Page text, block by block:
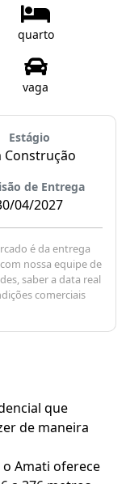
quarto
vaga
Estágio
Construção
de Entrega
04/2027
é da entrega
nossa equipe de
saber a data real
comerciais
que
de maneira
Amati oferece